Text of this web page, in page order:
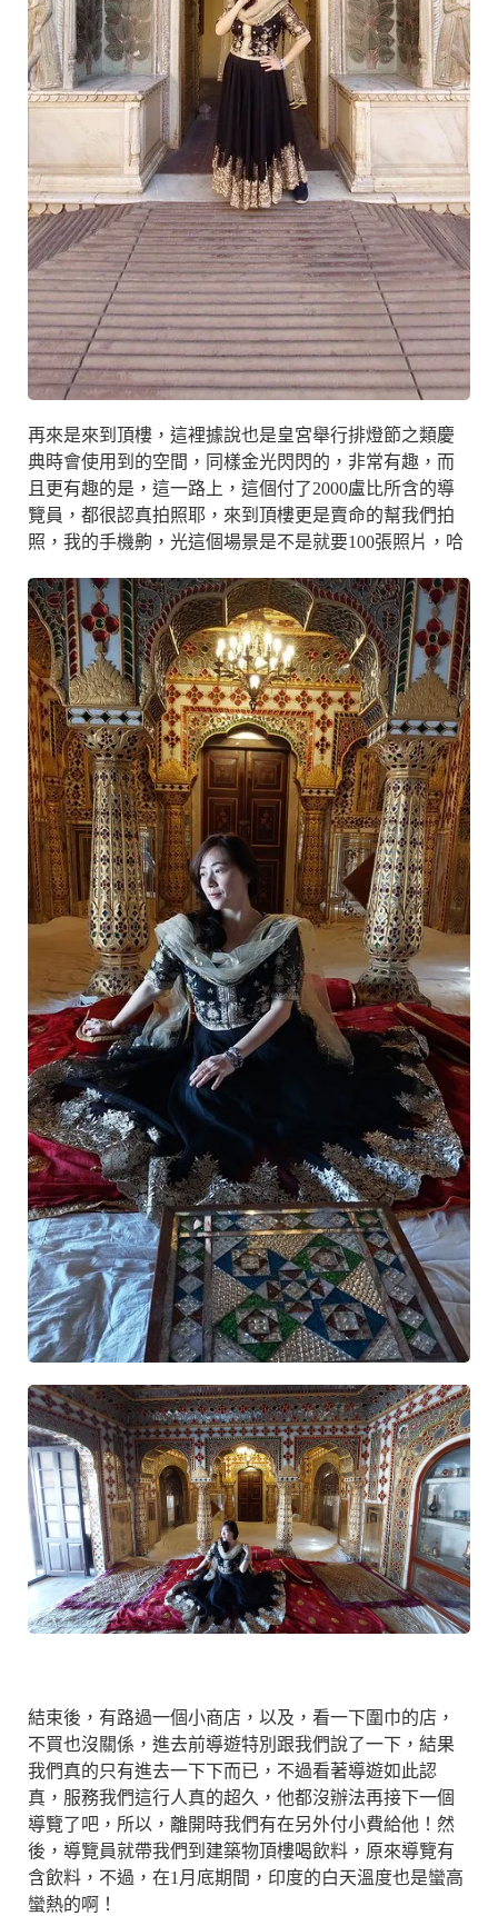
再來是來到頂樓，這裡據說也是皇宮舉行排燈節之類慶
典時會使用到的空間，同樣金光閃閃的，非常有趣，而
且更有趣的是，這一路上，這個付了2000盧比所含的導
覽員，都很認真拍照耶，來到頂樓更是賣命的幫我們拍
照，我的手機齁，光這個場景是不是就要100張照片，哈
結束後，有路過一個小商店，以及，看一下圍巾的店，
不買也沒關係，進去前導遊特別跟我們說了一下，結果
我們真的只有進去一下下而已，不過看著導遊如此認
真，服務我們這行人真的超久，他都沒辦法再接下一個
導覽了吧，所以，離開時我們有在另外付小費給他！然
後，導覽員就帶我們到建築物頂樓喝飲料，原來導覽有
含飲料，不過，在1月底期間，印度的白天溫度也是蠻高
蠻熱的啊！